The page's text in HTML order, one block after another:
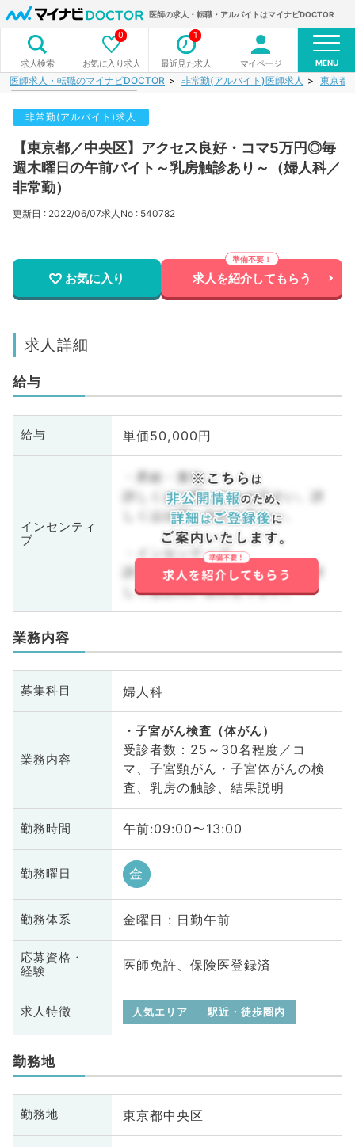
医師の求人・転職・アルバイトはマイナビDOCTOR
求人検索 お気に入り求人
0
最近見た求人
1
マイページ MENU
医師求人・転職のマイナビDOCTOR 非常勤(アルバイト)医師求人 東京都
非常勤(アルバイト)求人
【東京都／中央区】アクセス良好・コマ5万円◎毎
週木曜日の午前バイト～乳房触診あり～（婦人科／
非常勤）
更新日 : 2022/06/07求人No : 540782
お気に入り 求人を紹介してもらう
求人詳細
給与
給与 単価50,000円
インセンティ
ブ
・昇給・賞与
詳しくはお問い合わせ下さい。詳
しくはお問い合わせ下さい。
・インセンティブ
詳しくはお問い合わせ下さい。詳
しくはお問い合わせ下さい。
業務内容
募集科目 婦人科
業務内容
子宮がん検査（体がん）
受診者数：25～30名程度／コ
マ、子宮頸がん・子宮体がんの検
査、乳房の触診、結果説明
勤務時間 午前:09:00〜13:00
勤務曜日 金
勤務体系 金曜日 : 日勤午前
応募資格・
経験
医師免許、保険医登録済
求人特徴 人気エリア 駅近・徒歩圏内
勤務地
勤務地 東京都中央区